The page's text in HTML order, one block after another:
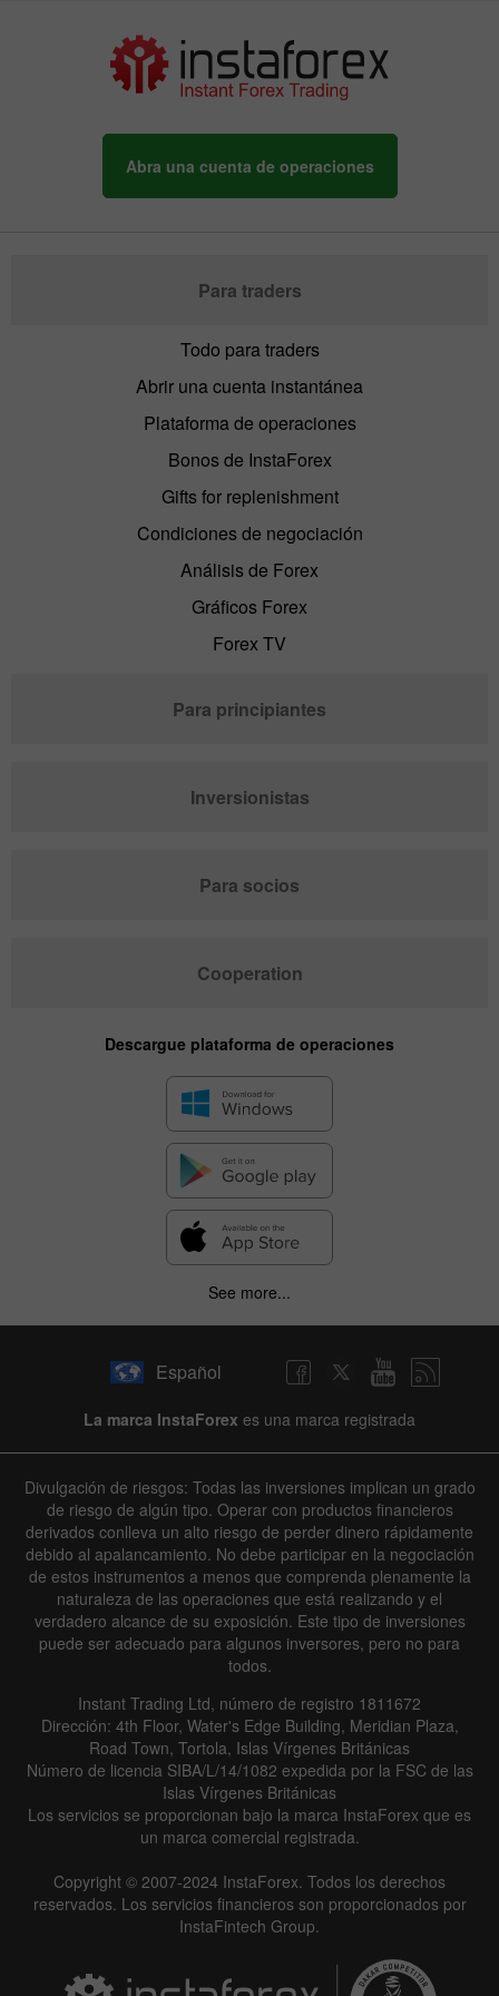
✕
Hide chart
8 August 2025 - 8 August 2026
1 year / 2 years / 3 years / 4 years| Actual Forecast Previous|
Data not found
Details about the event
Actual Forecast
Data not found
Abra una cuenta de operaciones
Para traders
Todo para traders
Abrir una cuenta instantánea
Plataforma de operaciones
Bonos de InstaForex
Gifts for replenishment
Condiciones de negociación
Análisis de Forex
Gráficos Forex
Forex TV
Para principiantes
Inversionistas
Para socios
Cooperation
Descargue plataforma de operaciones
See more...
Español
La marca InstaForex es una marca registrada
Divulgación de riesgos: Todas las inversiones implican un grado
de riesgo de algún tipo. Operar con productos financieros
derivados conlleva un alto riesgo de perder dinero rápidamente
debido al apalancamiento. No debe participar en la negociación
de estos instrumentos a menos que comprenda plenamente la
naturaleza de las operaciones que está realizando y el
verdadero alcance de su exposición. Este tipo de inversiones
puede ser adecuado para algunos inversores, pero no para
todos.
Instant Trading Ltd, número de registro 1811672
Dirección: 4th Floor, Water's Edge Building, Meridian Plaza,
Road Town, Tortola, Islas Vírgenes Británicas
Número de licencia SIBA/L/14/1082 expedida por la FSC de las
Islas Vírgenes Británicas
Los servicios se proporcionan bajo la marca InstaForex que es
un marca comercial registrada.
Copyright © 2007-2024 InstaForex. Todos los derechos
reservados. Los servicios financieros son proporcionados por
InstaFintech Group.